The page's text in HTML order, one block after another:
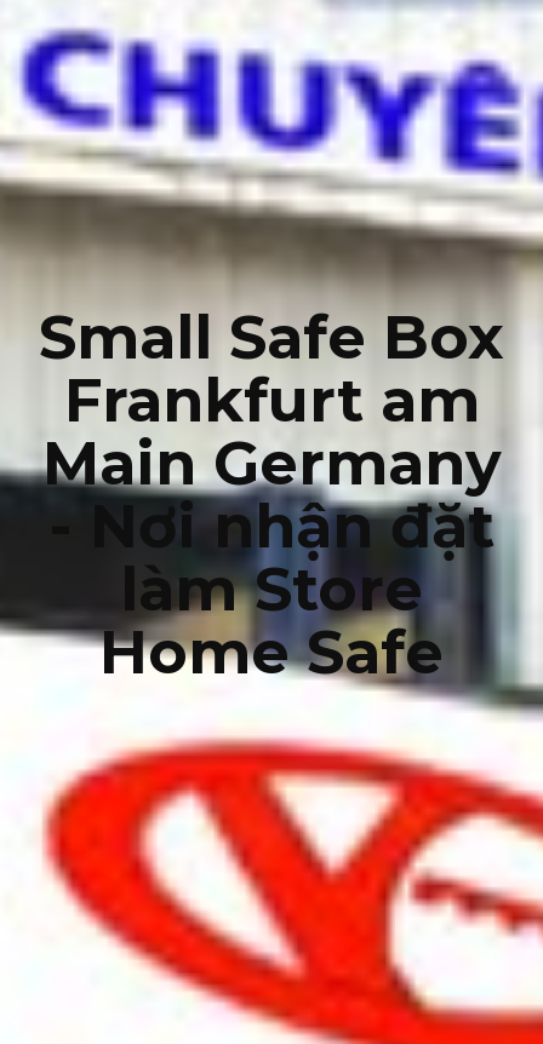
Small Safe Box
Frankfurt am
Main Germany
- Nơi nhận đặt
làm Store
Home Safe